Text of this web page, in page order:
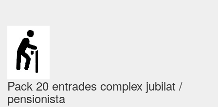
Pack 20 entrades complex jubilat /
pensionista